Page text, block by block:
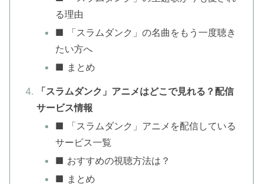
る理由
■ 「スラムダンク」の名曲をもう一度聴き
たい方へ
■ まとめ
「スラムダンク」アニメはどこで見れる？配信
サービス情報
■ 「スラムダンク」アニメを配信している
サービス一覧
■ おすすめの視聴方法は？
■ まとめ